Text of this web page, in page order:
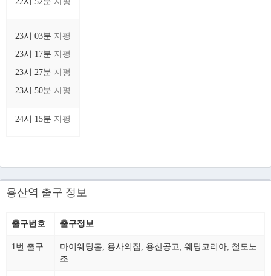
23시 03분 지평
23시 17분 지평
23시 27분 지평
23시 50분 지평
24시 15분 지평
용산역 출구 정보
출구번호 출구정보
1번 출구
마이웨딩홀, 용사의집, 용산공고, 웨딩코리아, 철도노
조